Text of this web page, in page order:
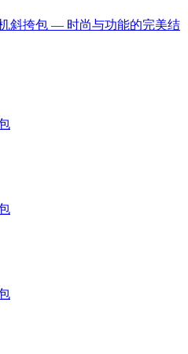
斜挎包 — 时尚与功能的完美结